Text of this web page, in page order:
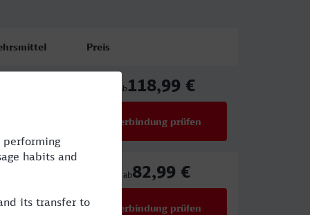
Preis
ab118,99 €
Verbindung prüfen
ab82,99 €
Verbindung prüfen